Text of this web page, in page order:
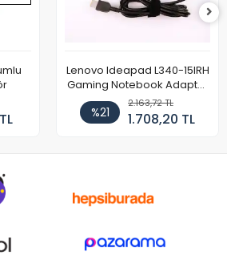
Lenovo Ideapad L340-15IRH
Gaming Notebook Adaptör
Cihazı Şarj Aleti (150W)
%21
2.163,72 TL
1.708,20 TL